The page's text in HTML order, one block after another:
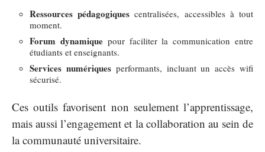
Ressources pédagogiques centralisées, accessibles à tout
moment.
Forum dynamiquepour faciliter la communication entre
étudiants et enseignants.
Services numériquesperformants, incluant un accès wifi
sécurisé.
Ces outils favorisent non seulement l’apprentissage,
mais aussi l’engagement et la collaboration au sein de
la communauté universitaire.